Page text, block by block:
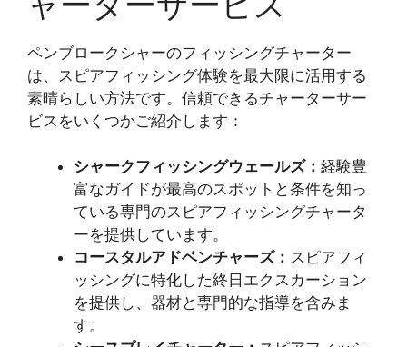
ペンブロークシャーのフィッシングチャーター
は、スピアフィッシング体験を最大限に活用する
素晴らしい方法です。信頼できるチャーターサー
ビスをいくつかご紹介します：
シャークフィッシングウェールズ： 経験豊
富なガイドが最高のスポットと条件を知っ
ている専門のスピアフィッシングチャータ
ーを提供しています。
コースタルアドベンチャーズ： スピアフィ
ッシングに特化した終日エクスカーション
を提供し、器材と専門的な指導を含みま
す。